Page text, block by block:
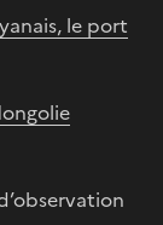
le port